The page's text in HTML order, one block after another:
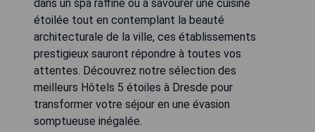
dans un spa raffiné ou à savourer une cuisine
étoilée tout en contemplant la beauté
architecturale de la ville, ces établissements
prestigieux sauront répondre à toutes vos
attentes. Découvrez notre sélection des
meilleurs Hôtels 5 étoiles à Dresde pour
transformer votre séjour en une évasion
somptueuse inégalée.